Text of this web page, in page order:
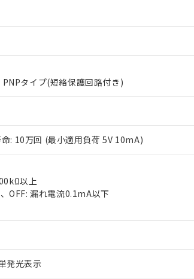
タイプ(短絡保護回路付き)
: 10万回 (最小適用負荷 5V 10mA)
以上
OFF: 漏れ電流0.1mA以下
発光表示
えご利用ください。
の非含有に対応した製品が提供可能な商品です。
含有に対応した製品に切り替える予定のある商
の非含有に非対応の商品で、対応品を出す予
有害物質有無と関係のない商品です。
ていたものが、含有品と判明した場合などやむ